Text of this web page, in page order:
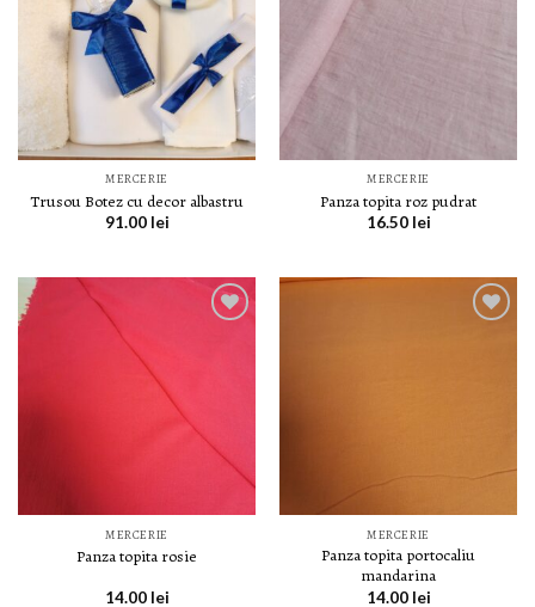
DORINȚE
MERCERIE
Trusou Botez cu decor albastru
91.00 lei
MERCERIE
Panza topita roz pudrat
16.50 lei
DORINȚE
MERCERIE
Panza topita rosie
14.00 lei
MERCERIE
Panza topita portocaliu
mandarina
14.00 lei